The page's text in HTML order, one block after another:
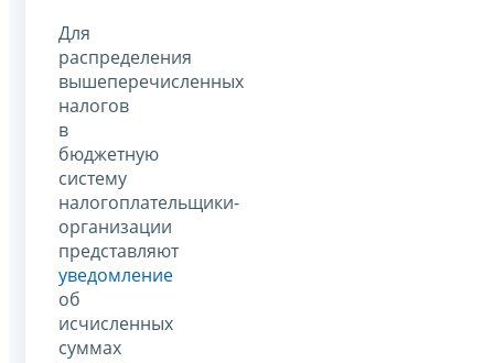
Для
распределения
вышеперечисленных
налогов
в
бюджетную
систему
налогоплательщики-
организации
представляют
уведомление
об
исчисленных
суммах